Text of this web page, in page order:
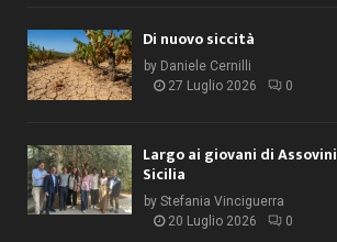
Di nuovo siccità
by Daniele Cernilli
27 Luglio 2026
0
Largo ai giovani di Assovini
Sicilia
by Stefania Vinciguerra
20 Luglio 2026
0